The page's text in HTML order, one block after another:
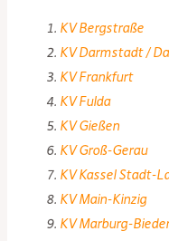
KV Bergstraße
KV Darmstadt /
KV Frankfurt
KV Fulda
KV Gießen
KV Groß-Gerau
KV Kassel Stadt-
KV Main-Kinzig
KV Marburg-